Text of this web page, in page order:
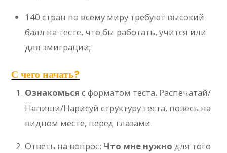
140 стран по всему миру требуют высокий
балл на тесте, что бы работать, учится или
для эмиграции;
С чего начать?
Ознакомься с форматом теста. Распечатай/
Напиши/Нарисуй структуру теста, повесь на
видном месте, перед глазами.
Ответь на вопрос: Что мне нужно для того